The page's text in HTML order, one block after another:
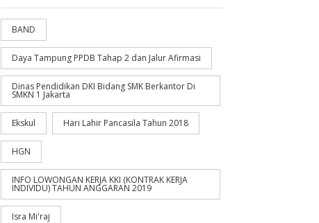
BAND
Daya Tampung PPDB Tahap 2 dan Jalur Afirmasi
Dinas Pendidikan DKI Bidang SMK Berkantor Di
SMKN 1 Jakarta
Ekskul Hari Lahir Pancasila Tahun 2018
HGN
INFO LOWONGAN KERJA KKI (KONTRAK KERJA
INDIVIDU) TAHUN ANGGARAN 2019
Isra Mi'raj